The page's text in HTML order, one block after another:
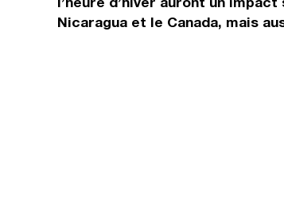
Nicaragua et le Canada, mais